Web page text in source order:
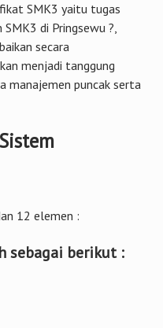
puncak dan
mencapai kinerja K3
wajib memahami
50 Tahun 2012
PDCA
SMK3 yaitu tugas
menjadi tanggung